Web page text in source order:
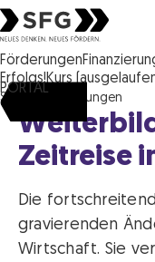
Steirische
Förderungen
PORTAL
Erfolgs!Kurs
SFG Förderungen
Zeitreise
Die
gravierenden
Wirtschaft. Sie